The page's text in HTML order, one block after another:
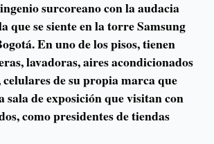
surcoreano con la audacia
que se siente en la torre Samsung
En uno de los pisos, tienen
lavadoras, aires acondicionados
de su propia marca que
sala de exposición que visitan con
como presidentes de tiendas